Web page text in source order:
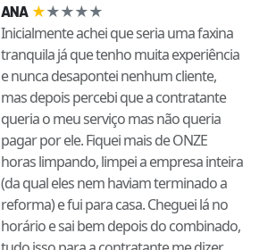
ANA ★★★★★
Inicialmente achei que seria uma faxina
tranquila já que tenho muita experiência
e nunca desapontei nenhum cliente,
mas depois percebi que a contratante
queria o meu serviço mas não queria
pagar por ele. Fiquei mais de ONZE
horas limpando, limpei a empresa inteira
(da qual eles nem haviam terminado a
reforma) e fui para casa. Cheguei lá no
horário e sai bem depois do combinado,